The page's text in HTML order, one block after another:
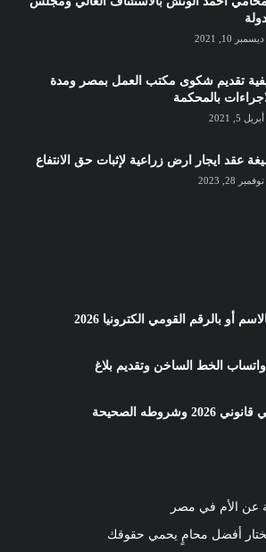
ديسمبر 10, 2021
تقديم شكوى مكتب العمل بمصر ومدة
بالمحكمة
أبريل 5, 2021
عقد ايجار ارض زراعية لإثبات حق الانتفاع
نوفمبر 28, 2023
أو بالرقم القومي الكترونيا 2026
الخط الساخن وتقديم بلاغ
الصحيحة
عن الأم في مصر
أفضل محامٍ يحمي حقوقك